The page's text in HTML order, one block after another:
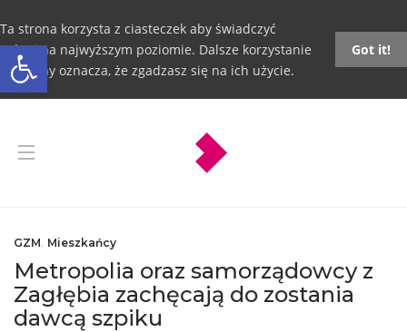
Otwórz pasek narzędzi
Ta strona korzysta z ciasteczek aby świadczyć
usługi na najwyższym poziomie. Dalsze korzystanie
ze strony oznacza, że zgadzasz się na ich użycie.
Got it!
GZM, Mieszkańcy
Metropolia oraz samorządowcy z
Zagłębia zachęcają do zostania
dawcą szpiku